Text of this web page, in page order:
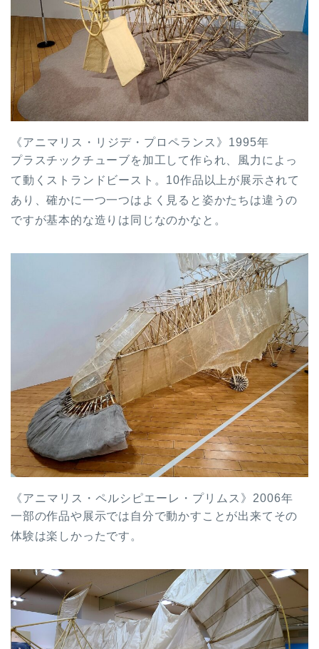
《アニマリス・リジデ・プロペランス》1995年
プラスチックチューブを加工して作られ、風力によっ
て動くストランドビースト。10作品以上が展示されて
あり、確かに一つ一つはよく見ると姿かたちは違うの
ですが基本的な造りは同じなのかなと。
《アニマリス・ペルシピエーレ・プリムス》2006年
一部の作品や展示では自分で動かすことが出来てその
体験は楽しかったです。